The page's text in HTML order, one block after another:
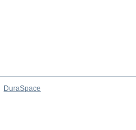
DuraSpace